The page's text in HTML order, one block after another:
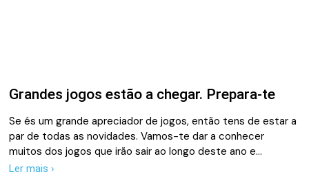
Grandes jogos estão a chegar. Prepara-te
Se és um grande apreciador de jogos, então tens de estar a
par de todas as novidades. Vamos-te dar a conhecer
muitos dos jogos que irão sair ao longo deste ano e…
Ler mais ›